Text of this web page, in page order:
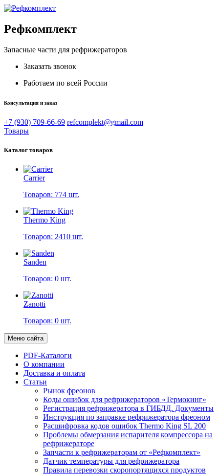
Рефкомплект
Запасные части для рефрижераторов
Заказать звонок
Работаем по всей России
Консультация и заказ
+7 (930) 709-66-69 refcomplekt@gmail.com
Товары
Каталог товаров
Carrier
Товаров: 774 шт.
Thermo King
Товаров: 2410 шт.
Sanden
Товаров: 0 шт.
Zanotti
Товаров: 0 шт.
Меню сайта
PDF-Каталоги
О компании
Доставка и оплата
Статьи
Рынок фреонов
Коды ошибок для рефрижераторов «Термокинг»
Регистрация рефрижератора в ГИБДД. Документы
Инструкция по заправке рефрижератора фреоном
Расшифровка кодов ошибок Thermo King SL 200
Проблемы обмерзания испарителя компрессора на
рефрижераторе
Запчасти к рефрижераторам от «Рефкомплект»
Датчик температуры для рефрижератора
Правила перевозки скоропортящихся продуктов